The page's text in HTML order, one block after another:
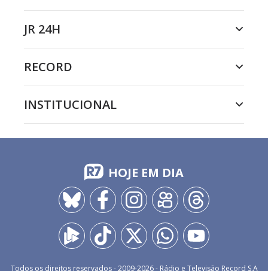
JR 24H
RECORD
INSTITUCIONAL
HOJE EM DIA
Todos os direitos reservados - 2009-2026- Rádio e Televisão Record S.A